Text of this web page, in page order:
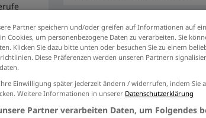
Elektrotechnik, Telekommunikation (31)
Metallverarbeitung, Fahrzeugtechnik (24)
Ich willige in die Verarbeitung
derDatenschutzinformationen
Beschäftigter in der
(m/w/d)
Partner speichern und/oder greifen auf Informationen auf
Cookies, um personenbezogene Daten zu verarbeiten. Sie
Klicken Sie dazu bitte unten oder besuchen Sie zu einem
Diese Präferenzen werden unseren Partnern
Einwilligung später jederzeit ändern / widerrufen, indem Sie
Weitere Informationen in unserer Datenschutzerklärung
Partner verarbeiten Daten, um Folgendes